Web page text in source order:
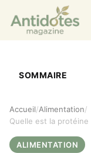
Accueil Alimentation
ALIMENTATION
SOMMAIRE